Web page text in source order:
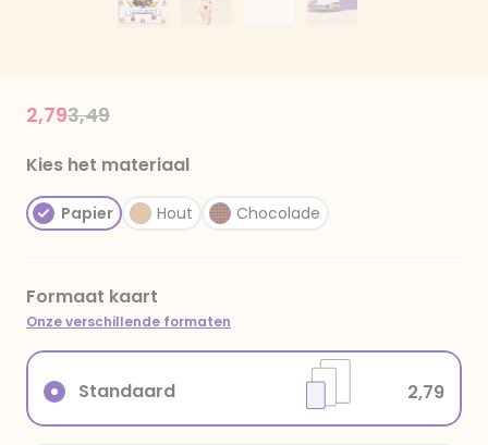
Price reduced from
3,49to
2,79
Kies het materiaal
Papier Hout Chocolade
Formaat kaart
Onze verschillende formaten
Standaard 2,79